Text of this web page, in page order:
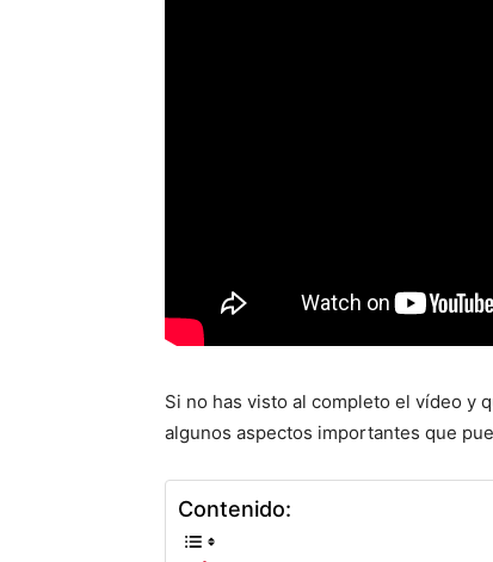
Si no has visto al completo el vídeo y
algunos aspectos importantes que
Contenido: